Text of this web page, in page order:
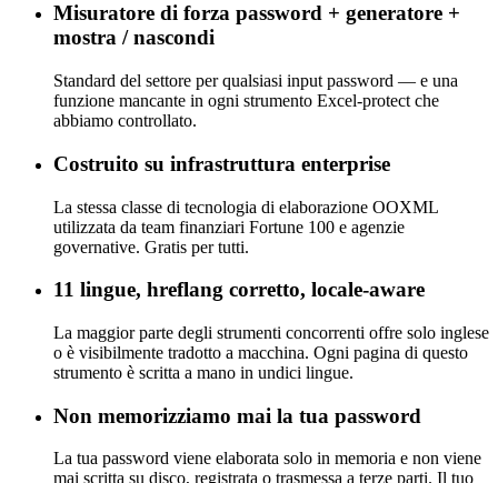
Misuratore di forza password + generatore +
mostra / nascondi
Standard del settore per qualsiasi input password — e una
funzione mancante in ogni strumento Excel-protect che
abbiamo controllato.
Costruito su infrastruttura enterprise
La stessa classe di tecnologia di elaborazione OOXML
utilizzata da team finanziari Fortune 100 e agenzie
governative. Gratis per tutti.
11 lingue, hreflang corretto, locale-aware
La maggior parte degli strumenti concorrenti offre solo inglese
o è visibilmente tradotto a macchina. Ogni pagina di questo
strumento è scritta a mano in undici lingue.
Non memorizziamo mai la tua password
La tua password viene elaborata solo in memoria e non viene
mai scritta su disco, registrata o trasmessa a terze parti. Il tuo